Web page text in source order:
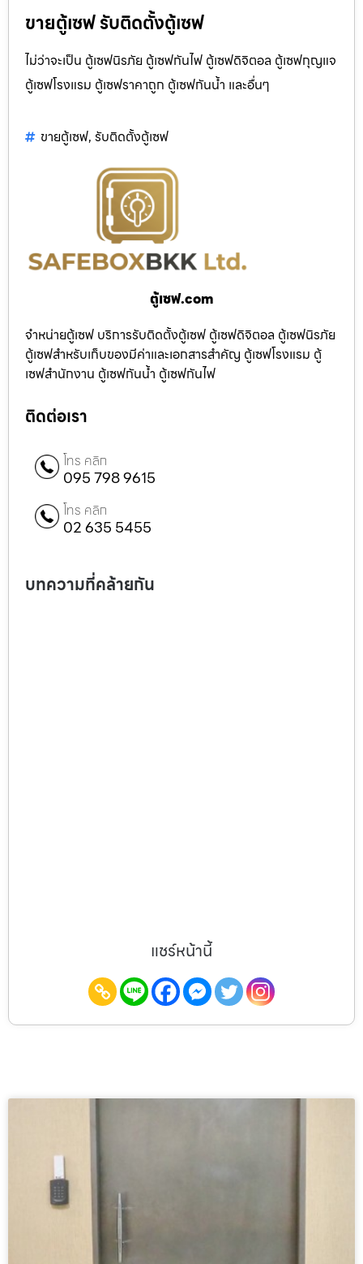
ขายตู้เซฟ รับติดตั้งตู้เซฟ
ไม่ว่าจะเป็น ตู้เซฟนิรภัย ตู้เซฟกันไฟ ตู้เซฟดิจิตอล ตู้เซฟกุญแจ
ตู้เซฟโรงแรม ตู้เซฟราคาถูก ตู้เซฟกันน้ำ และอื่นๆ
ขายตู้เซฟ, รับติดตั้งตู้เซฟ
ตู้เซฟ.com
จำหน่ายตู้เซฟ บริการรับติดตั้งตู้เซฟ ตู้เซฟดิจิตอล ตู้เซฟนิรภัย
ตู้เซฟสำหรับเก็บของมีค่าและเอกสารสำคัญ ตู้เซฟโรงแรม ตู้
เซฟสำนักงาน ตู้เซฟกันน้ำ ตู้เซฟกันไฟ
ติดต่อเรา
โทร คลิก
095 798 9615
โทร คลิก
02 635 5455
บทความที่คล้ายกัน
แชร์หน้านี้